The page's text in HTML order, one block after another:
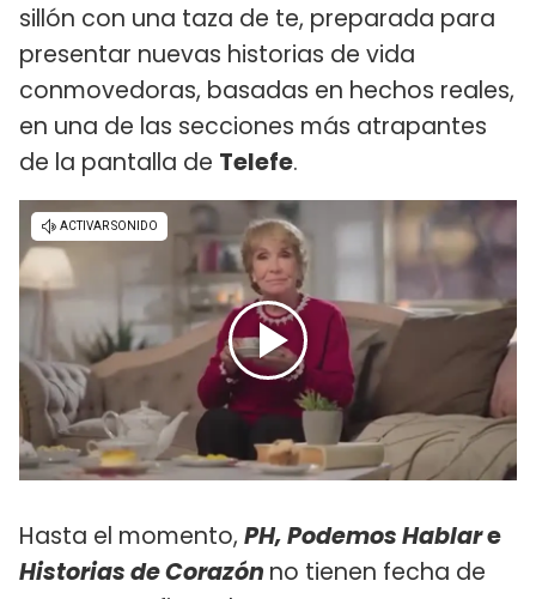
sillón con una taza de te, preparada para
presentar nuevas historias de vida
conmovedoras, basadas en hechos reales,
en una de las secciones más atrapantes
de la pantalla de Telefe.
Hasta el momento, PH, Podemos Hablare
Historias de Corazón no tienen fecha de